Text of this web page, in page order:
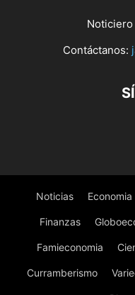
Noticiero
Contáctanos:
Noticias Economia
Finanzas
Famieconomia
Curramberismo